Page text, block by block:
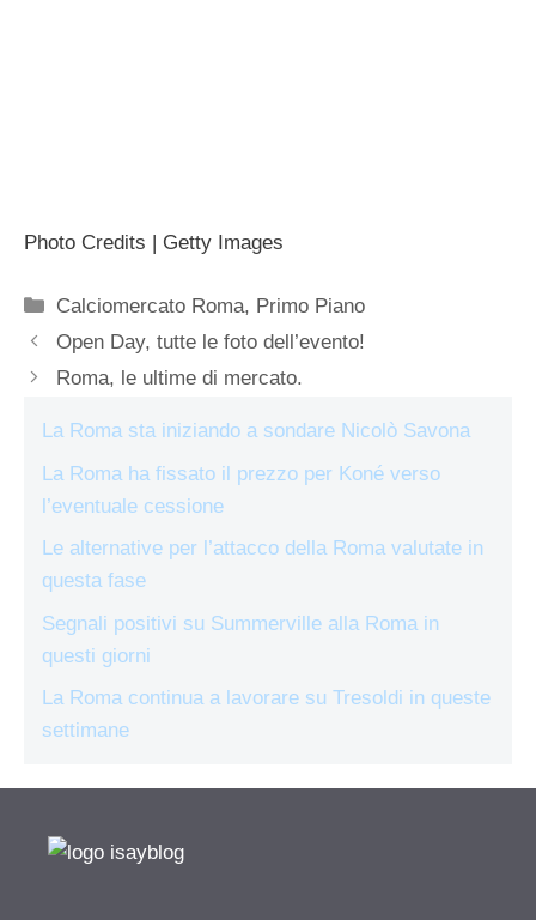
Photo Credits | Getty Images
Categorie
Calciomercato Roma, Primo Piano
Open Day, tutte le foto dell’evento!
Roma, le ultime di mercato.
La Roma sta iniziando a sondare Nicolò Savona
La Roma ha fissato il prezzo per Koné verso
l’eventuale cessione
Le alternative per l’attacco della Roma valutate in
questa fase
Segnali positivi su Summerville alla Roma in
questi giorni
La Roma continua a lavorare su Tresoldi in queste
settimane